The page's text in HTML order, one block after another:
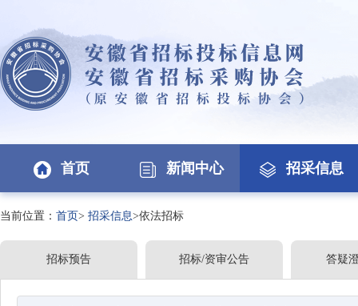
首页 新闻中心 招采信息
当前位置： 首页> 招采信息>依法招标
招标预告 招标/资审公告 答疑